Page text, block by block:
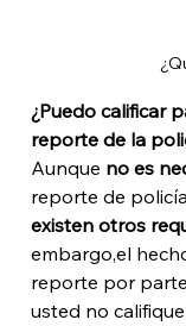
¿Puedo calificar
reporte de la
Aunque no es
reporte de
existen otros
embargo,el
reporte por
usted no